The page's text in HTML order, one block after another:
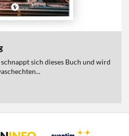
sich dieses Buch und wird